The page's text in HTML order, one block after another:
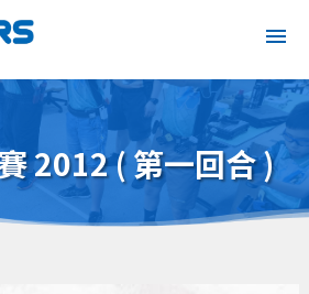
2012 ( 第一回合 )